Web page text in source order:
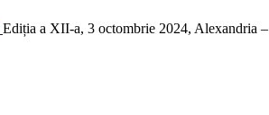
Ediția a XII-a, 3 octombrie 2024, Alexandria –